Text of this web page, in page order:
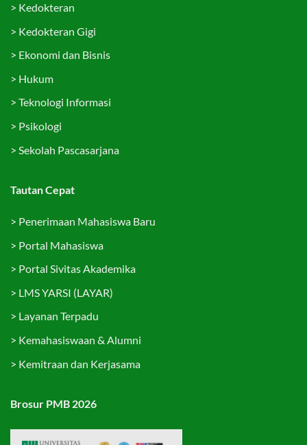
> Kedokteran
> Kedokteran Gigi
> Ekonomi dan Bisnis
> Hukum
> Teknologi Informasi
> Psikologi
> Sekolah Pascasarjana
Tautan Cepat
> Penerimaan Mahasiswa Baru
> Portal Mahasiswa
> Portal Sivitas Akademika
> LMS YARSI (LAYAR)
> Layanan Terpadu
> Kemahasiswaan & Alumni
> Kemitraan dan Kerjasama
Brosur PMB 2026